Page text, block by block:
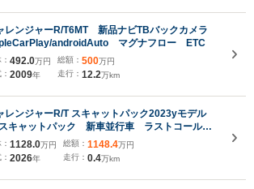
レンジャーR/T6MT 新品ナビTBバックカメラ
androidAuto マグナフロー ETC
492.0万円
2009年
総額： 500万円
走行： 12.2万km
レンジャーR/T スキャットパック2023yモデル
キャットパック 新車並行車 ラストコール
ドボディ デストロイヤーグレー 8速AT
パッケージ ブレンボブレーキ 純正20AW
プレイ アクティブエキゾースト
1128.0万円
2026年
総額： 1148.4万円
走行： 0.4万km